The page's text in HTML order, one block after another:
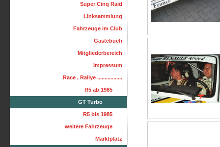
Super Cinq Raid
Linksammlung
Fahrzeuge im Club
Gästebuch
Mitgliederbereich
Impressum
Race , Rallye .................
R5 ab 1985
GT Turbo
R5 bis 1985
weitere Fahrzeuge
Marktplatz